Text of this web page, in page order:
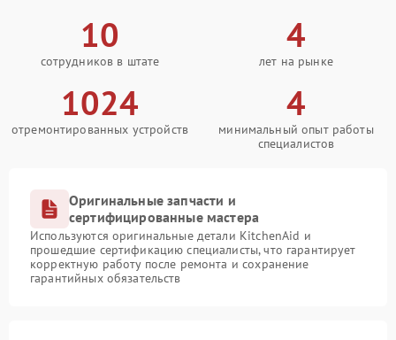
10
сотрудников в штате
4
лет на рынке
1024
отремонтированных устройств
4
минимальный опыт работы
специалистов
Оригинальные запчасти и
сертифицированные мастера
Используются оригинальные детали KitchenAid и
прошедшие сертификацию специалисты, что гарантирует
корректную работу после ремонта и сохранение
гарантийных обязательств